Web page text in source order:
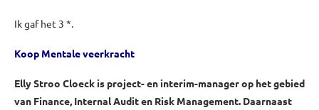
Ik gaf het 3 *.
Koop Mentale veerkracht
Elly Stroo Cloeck is project- en interim-manager op het gebied
van Finance, Internal Audit en Risk Management. Daarnaast